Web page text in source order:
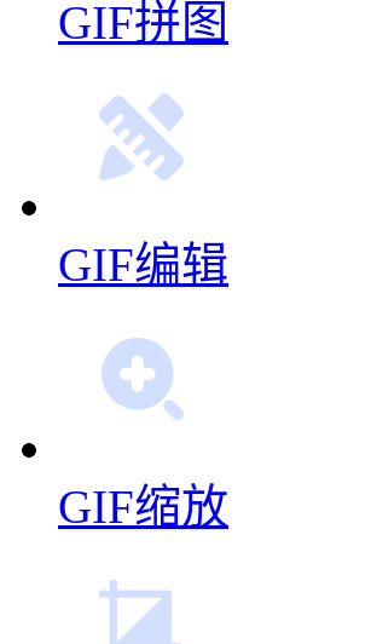
GIF拼图
GIF编辑
GIF缩放